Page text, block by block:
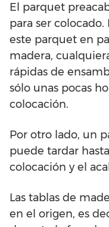
El parquet
para ser
este parquet en
madera,
rápidas de
sólo unas pocas
colocación.
Por otro lado, un
puede tardar
colocación y el
Las tablas de
en el origen, es